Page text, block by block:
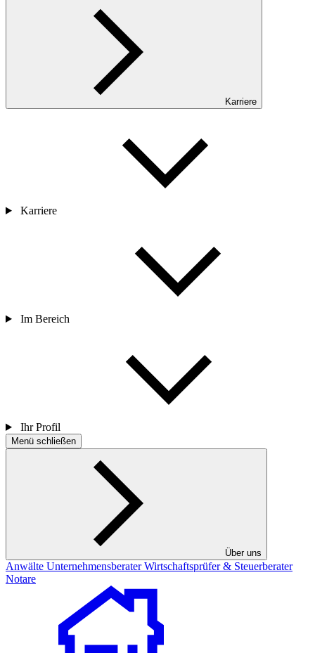
Karriere
Karriere
Im Bereich
Ihr Profil
Menü schließen
Über uns
Anwälte UnternehmensberaterWirtschaftsprüfer & Steuerberater
Notare